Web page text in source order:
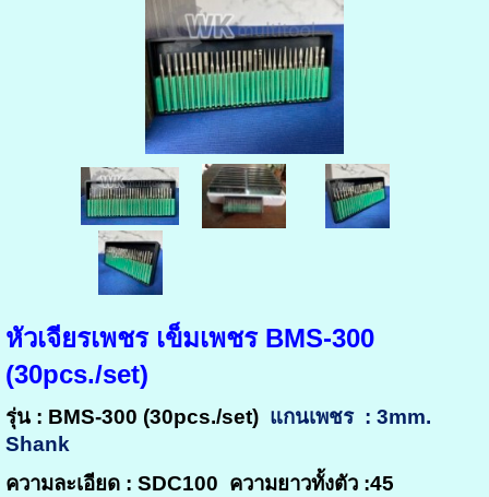
หัวเจียรเพชร เข็มเพชร BMS-300
(30pcs./set)
รุ่น : BMS-300 (30pcs./set) แกนเพชร : 3mm.
Shank
ความละเอียด : SDC100 ความยาวทั้งตัว :45